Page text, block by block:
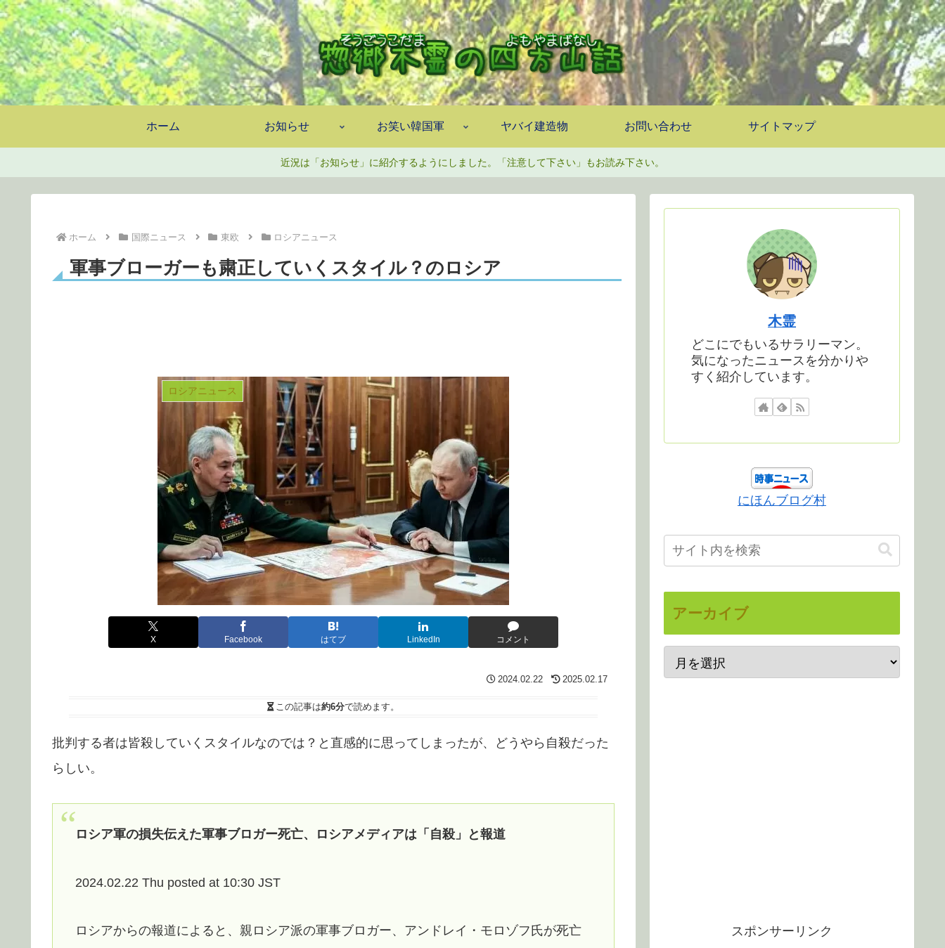
ホーム お知らせ お笑い韓国軍 ヤバイ建造物 お問い合わせ サイトマップ
近況は「お知らせ」に紹介するようにしました。「注意して下さい」もお読み下さい。
ホーム 国際ニュース 東欧 ロシアニュース
軍事ブローガーも粛正していくスタイル？のロシア
ロシアニュース
X Facebook はてブ LinkedIn コメント
2024.02.22 2025.02.17
この記事は約6分で読めます。
批判する者は皆殺していくスタイルなのでは？と直感的に思ってしまったが、どうやら自殺だった
らしい。
ロシア軍の損失伝えた軍事ブロガー死亡、ロシアメディアは「自殺」と報道
2024.02.22 Thu posted at 10:30 JST
ロシアからの報道によると、親ロシア派の軍事ブロガー、アンドレイ・モロゾフ氏が死亡
木霊
どこにでもいるサラリーマン。
気になったニュースを分かりや
すく紹介しています。
にほんブログ村
アーカイブ
スポンサーリンク